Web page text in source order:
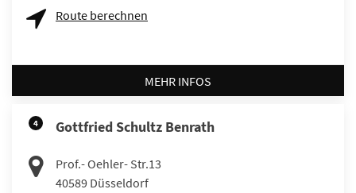
Route berechnen
MEHR INFOS
4 Gottfried Schultz Benrath
Prof.- Oehler- Str.13
40589 Düsseldorf